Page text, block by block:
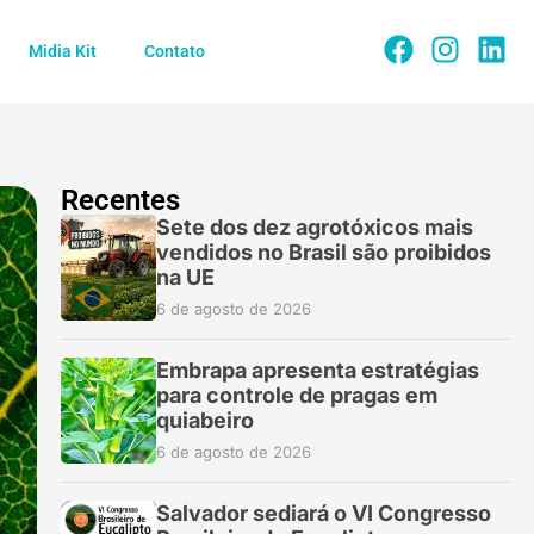
Midia Kit Contato
Recentes
Sete dos dez agrotóxicos mais
vendidos no Brasil são proibidos
na UE
6 de agosto de 2026
Embrapa apresenta estratégias
para controle de pragas em
quiabeiro
6 de agosto de 2026
Salvador sediará o VI Congresso